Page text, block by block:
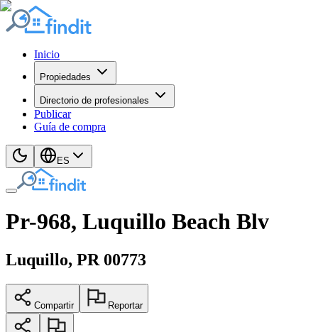
Inicio
Propiedades
Directorio de profesionales
Publicar
Guía de compra
ES
Pr-968, Luquillo Beach Blv
Luquillo, PR 00773
Compartir Reportar